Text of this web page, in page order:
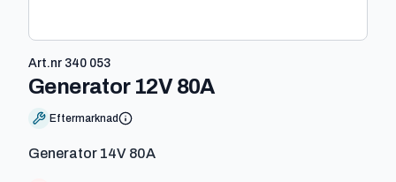
Art.nr 340 053
Generator 12V 80A-
Eftermarknad
Generator 14V 80A